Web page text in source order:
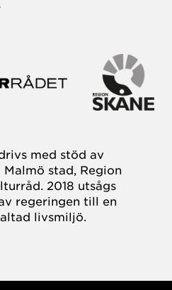
med stöd av
stad, Region
2018 utsågs
regeringen till en
livsmiljö.